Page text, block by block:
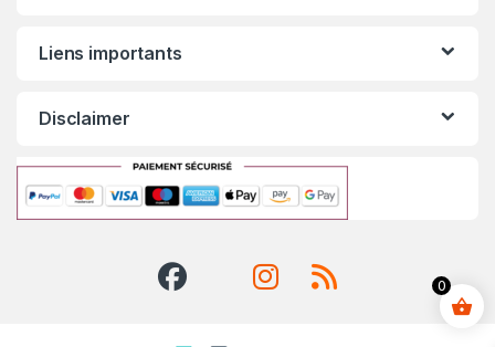
Liens importants
Disclaimer
0